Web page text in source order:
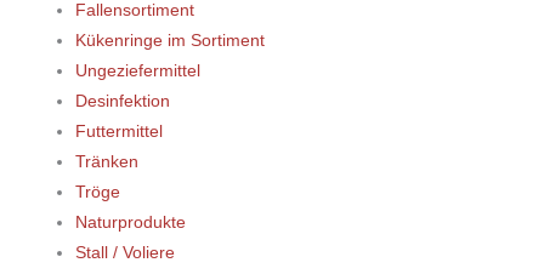
Fallensortiment
Kükenringe im Sortiment
Ungeziefermittel
Desinfektion
Futtermittel
Tränken
Tröge
Naturprodukte
Stall / Voliere